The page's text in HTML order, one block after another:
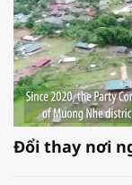
Đổi thay nơi